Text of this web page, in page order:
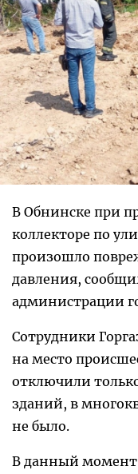
В Обнинске при
коллекторе по
произошло
давления,
администрации
Сотрудники
на место
отключили
зданий, в
не было.
В данный момент